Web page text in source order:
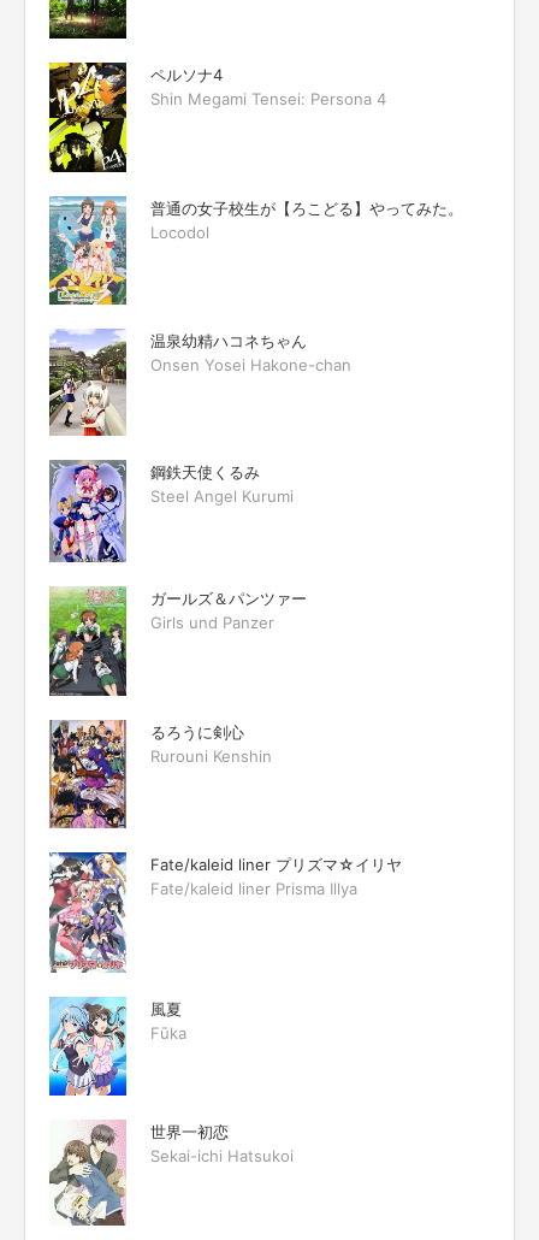
ペルソナ4
Shin Megami Tensei: Persona 4
普通の女子校生が【ろこどる】やってみた。
Locodol
温泉幼精ハコネちゃん
Onsen Yosei Hakone-chan
鋼鉄天使くるみ
Steel Angel Kurumi
ガールズ＆パンツァー
Girls und Panzer
るろうに剣心
Rurouni Kenshin
Fate/kaleid liner プリズマ☆イリヤ
Fate/kaleid liner Prisma Illya
風夏
Fūka
世界一初恋
Sekai-ichi Hatsukoi